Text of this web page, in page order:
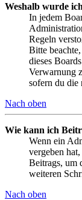
Weshalb wurde
In jedem
Regeln
Bitte
dieses
Verwarnung
sofern du die
Nach oben
Wie kann ich
Wenn ein
vergeben
Beitrags, um
weiteren
Nach oben